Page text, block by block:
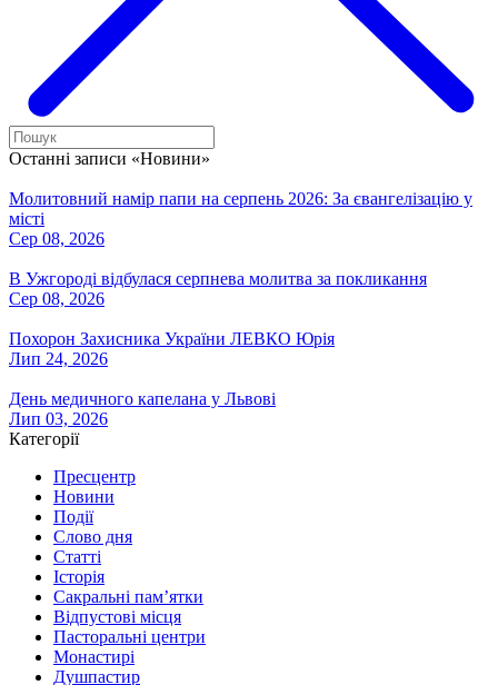
Останні записи «Новини»
Молитовний намір папи на серпень 2026: За євангелізацію у
місті
Сер 08, 2026
В Ужгороді відбулася серпнева молитва за покликання
Сер 08, 2026
Похорон Захисника України ЛЕВКО Юрія
Лип 24, 2026
День медичного капелана у Львові
Лип 03, 2026
Категорії
Пресцентр
Новини
Події
Слово дня
Статті
Історія
Сакральні пам’ятки
Відпустові місця
Пасторальні центри
Монастирі
Душпастир